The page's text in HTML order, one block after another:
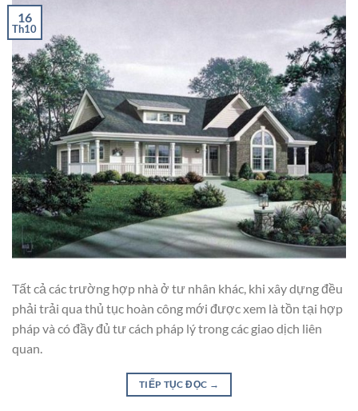
16
Th10
Tất cả các trường hợp nhà ở tư nhân khác, khi xây dựng đều
phải trải qua thủ tục hoàn công mới được xem là tồn tại hợp
pháp và có đầy đủ tư cách pháp lý trong các giao dịch liên
quan.
TIẾP TỤC ĐỌC →